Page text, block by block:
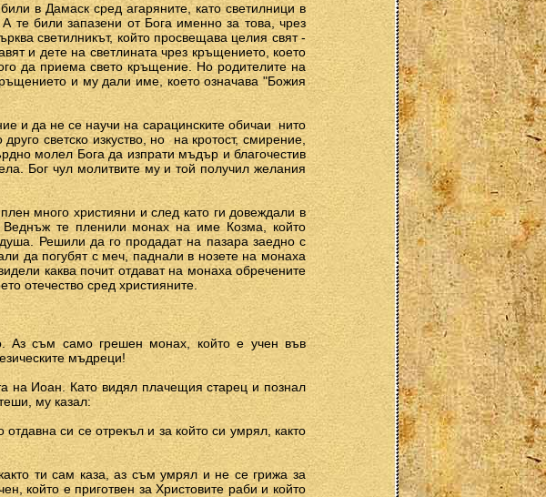
в Дамаск сред агаряните, като светилници в
те били запазени от Бога именно за това, чрез
светилникът, който просвещава целия свят
и дете на светлината чрез кръщението, което
да приема свето кръщение. Но родителите на
и му дали име, което означава "Божия
и да не се научи на сарацинските обичаи ­ нито
светско изкуство, но ­ на кротост, смирение,
молел Бога да изпрати мъдър и благочестив
Бог чул молитвите му и той получил желания
много християни и след като ги довеждали в
Веднъж те пленили монах на име Козма, който
Решили да го продадат на пазара заедно с
да погубят с меч, паднали в нозете на монаха
каква почит отдават на монаха обречените
отечество сред християните.
Аз съм само грешен монах, който е учен във
мъдреци!
на Иоан. Като видял плачещия старец и познал
му казал:
си се отрекъл и за който си умрял, както
ти сам каза, аз съм умрял и не се грижа за
който е приготвен за Христовите раби и който